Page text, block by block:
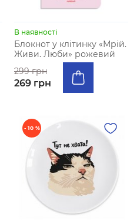
В наявності
Блокнот у клiтинку «Мрій.
Живи. Люби» рожевий
299 грн
269 грн
- 10 %